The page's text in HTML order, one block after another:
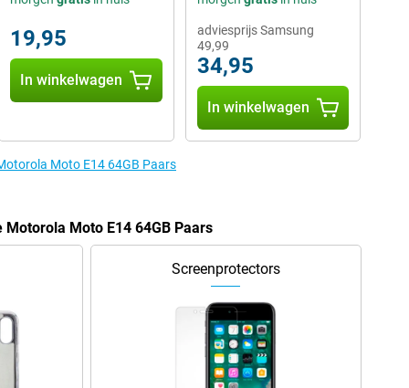
19,95
In winkelwagen
49,99
adviesprijs Samsung
34,95
In winkelwagen
Moto E14 64GB Paars
Moto E14 64GB Paars
Screenprotectors